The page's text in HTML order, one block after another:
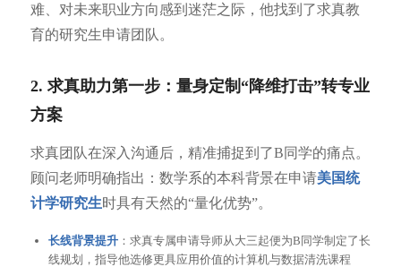
难、对未来职业方向感到迷茫之际，他找到了求真教
育的研究生申请团队。
2. 求真助力第一步：量身定制“降维打击”转专业
方案
求真团队在深入沟通后，精准捕捉到了B同学的痛点。
顾问老师明确指出：数学系的本科背景在申请美国统
计学研究生时具有天然的“量化优势”。
长线背景提升：求真专属申请导师从大三起便为B同学制定了长
线规划，指导他选修更具应用价值的计算机与数据清洗课程